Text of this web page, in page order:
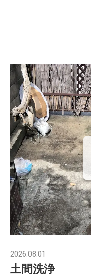
2026.08.01
土間洗浄